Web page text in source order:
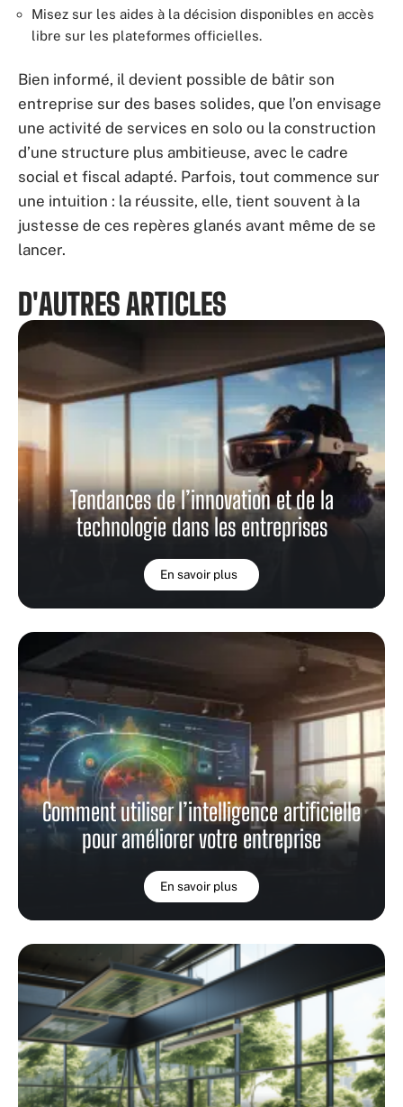
Misez sur les aides à la décision disponibles en accès
libre sur les plateformes officielles.
Bien informé, il devient possible de bâtir son
entreprise sur des bases solides, que l’on envisage
une activité de services en solo ou la construction
d’une structure plus ambitieuse, avec le cadre
social et fiscal adapté. Parfois, tout commence sur
une intuition : la réussite, elle, tient souvent à la
justesse de ces repères glanés avant même de se
lancer.
D'AUTRES ARTICLES
Tendances de l’innovation et de la
technologie dans les entreprises
En savoir plus
Comment utiliser l’intelligence artificielle
pour améliorer votre entreprise
En savoir plus